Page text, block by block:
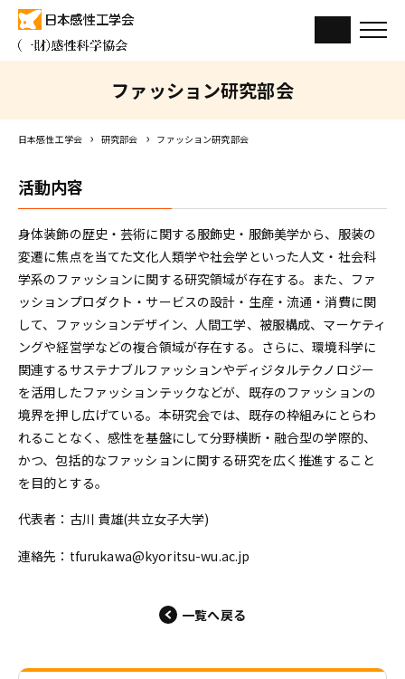
ファッション研究部会
日本感性工学会 研究部会 ファッション研究部会
活動内容
身体装飾の歴史・芸術に関する服飾史・服飾美学から、服装の
変遷に焦点を当てた文化人類学や社会学といった人文・社会科
学系のファッションに関する研究領域が存在する。また、ファ
ッションプロダクト・サービスの設計・生産・流通・消費に関
して、ファッションデザイン、人間工学、被服構成、マーケティ
ングや経営学などの複合領域が存在する。さらに、環境科学に
関連するサステナブルファッションやディジタルテクノロジー
を活用したファッションテックなどが、既存のファッションの
境界を押し広げている。本研究会では、既存の枠組みにとらわ
れることなく、感性を基盤にして分野横断・融合型の学際的、
かつ、包括的なファッションに関する研究を広く推進すること
を目的とする。
代表者：古川 貴雄(共立女子大学)
連絡先：tfurukawa@kyoritsu-wu.ac.jp
一覧へ戻る